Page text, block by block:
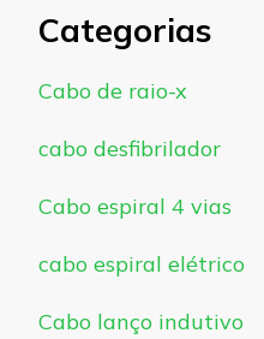
Categorias
Cabo de raio-x
cabo desfibrilador
Cabo espiral 4 vias
cabo espiral elétrico
Cabo lanço indutivo